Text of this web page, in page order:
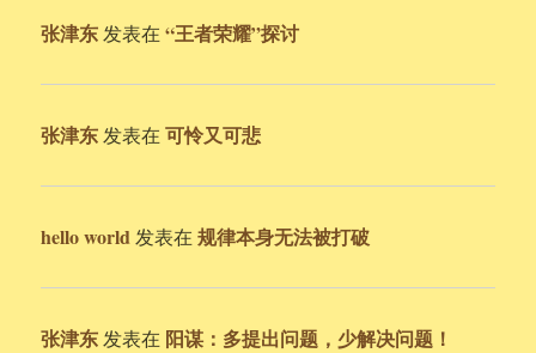
张津东 发表在“王者荣耀”探讨
张津东 发表在可怜又可悲
hello world 发表在规律本身无法被打破
张津东 发表在 阳谋：多提出问题，少解决问题！